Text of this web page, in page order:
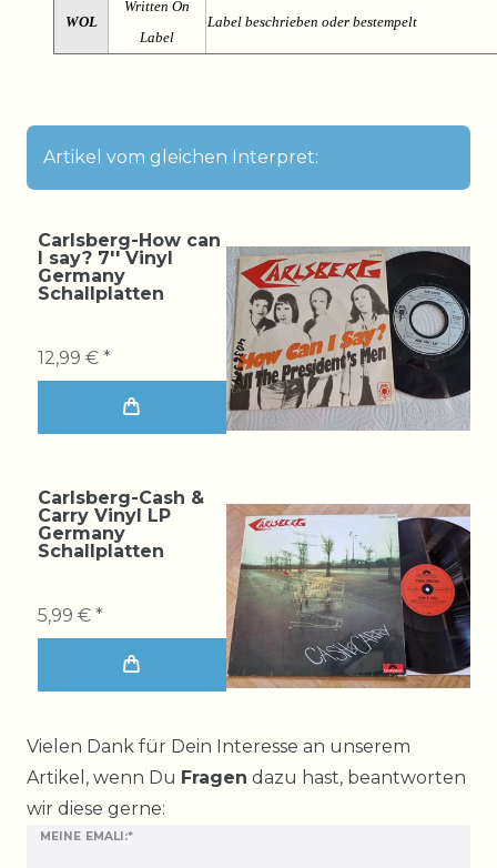
WOL
Written On
Label
Label beschrieben oder bestempelt
Artikel vom gleichen Interpret:
Carlsberg-How can
I say? 7'' Vinyl
Germany
Schallplatten
12,99 € *
Carlsberg-Cash &
Carry Vinyl LP
Germany
Schallplatten
5,99 € *
Vielen Dank für Dein Interesse an unserem
Artikel, wenn Du Fragen dazu hast, beantworten
wir diese gerne:
MEINE EMALI:*
Ceres::Template.mailFormHoneypotLabel